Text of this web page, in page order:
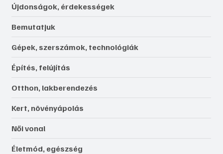
Újdonságok, érdekességek
Bemutatjuk
Gépek, szerszámok, technológiák
Építés, felújítás
Otthon, lakberendezés
Kert, növényápolás
Női vonal
Életmód, egészség